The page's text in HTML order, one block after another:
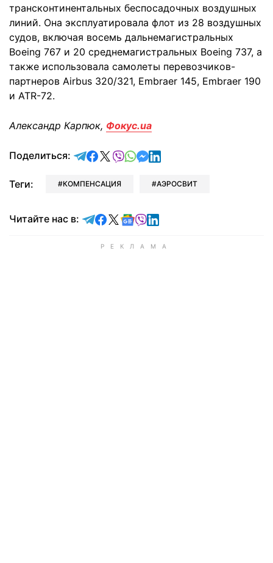
трансконтинентальных беспосадочных воздушных
линий. Она эксплуатировала флот из 28 воздушных
судов, включая восемь дальнемагистральных
Boeing 767 и 20 среднемагистральных Boeing 737, а
также использовала самолеты перевозчиков-
партнеров Airbus 320/321, Embraer 145, Embraer 190
и ATR-72.
Александр Карпюк, Фокус.ua
Поделиться: отправить в Telegram
поделиться в Facebook
поделиться в X
отправить в Viber
отправить в Whatsapp
отправить в Messenger
отправить в LinkedIn
Теги: КОМПЕНСАЦИЯ АЭРОСВИТ
Читайте нас в: Читайте в Telegram
Читайте в Facebook
Читайте в X
Читайте в Google news
Читайте в Viber
Читайте в LinkedIn